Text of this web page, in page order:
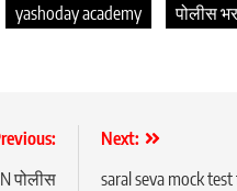
yashoday academy
पोलीस
पोलीस
Next:
saral seva mock